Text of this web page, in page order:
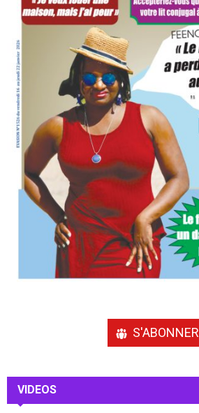
S'ABONNER
VIDEOS